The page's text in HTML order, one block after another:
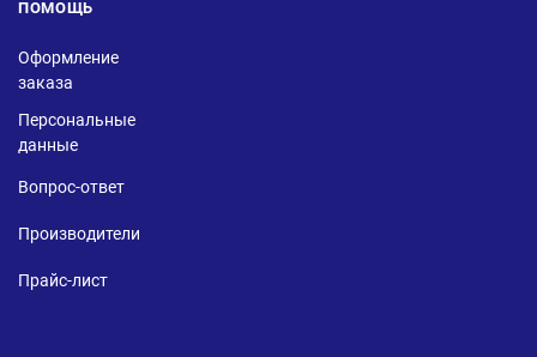
ПОМОЩЬ
Оформление
заказа
Персональные
данные
Вопрос-ответ
Производители
Прайс-лист